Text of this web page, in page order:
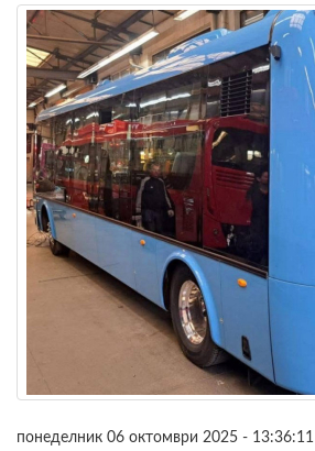
понеделник 06 октомври 2025 - 13:36:11